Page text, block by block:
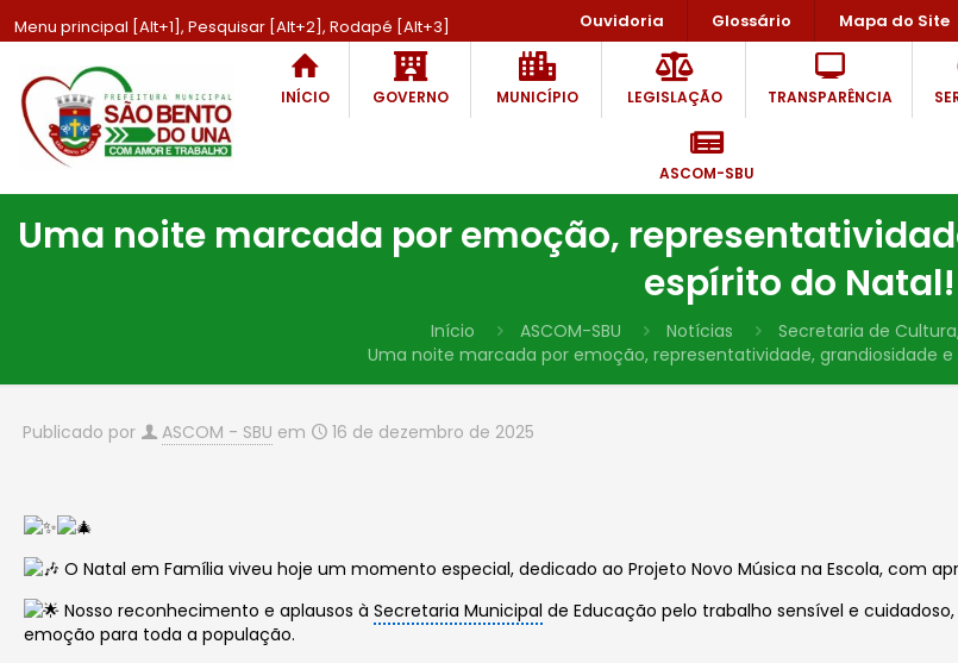
Menu principal [Alt+1], Pesquisar [Alt+2], Rodapé [Alt+3] Ouvidoria Glossário Mapa do Site
INÍCIO GOVERNO MUNICÍPIO LEGISLAÇÃO TRANSPARÊNCIA
ASCOM-SBU
Uma noite marcada por emoção,
espírito do Natal!
Início ASCOM-SBU Notícias
Secretaria de
Uma noite marcada por emoção, representatividade, grandiosidade
Publicado por ASCOM - SBU em 16 de dezembro de 2025
O Natal em Família viveu hoje um momento especial, dedicado ao Projeto Novo Música na Escola, com
Nosso reconhecimento e aplausos àSecretaria Municipal de Educação pelo trabalho sensível e
emoção para toda a população.